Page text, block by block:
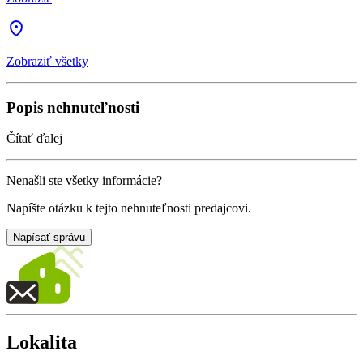
Zobraziť všetky
Popis nehnuteľnosti
Čítať ďalej
Nenašli ste všetky informácie?
Napíšte otázku k tejto nehnuteľnosti predajcovi.
Napísať správu
Lokalita